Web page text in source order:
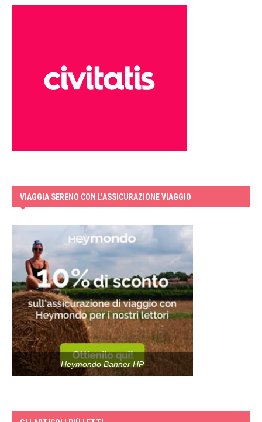
VIAGGIA SERENO CON L’ASSICURAZIONE VIAGGIO
Heymondo Banner HP